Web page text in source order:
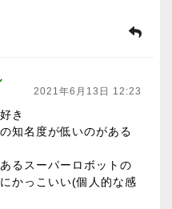
2021年6月13日 12:23
き
知名度が低いのがある
るスーパーロボットの
かっこいい(個人的な感